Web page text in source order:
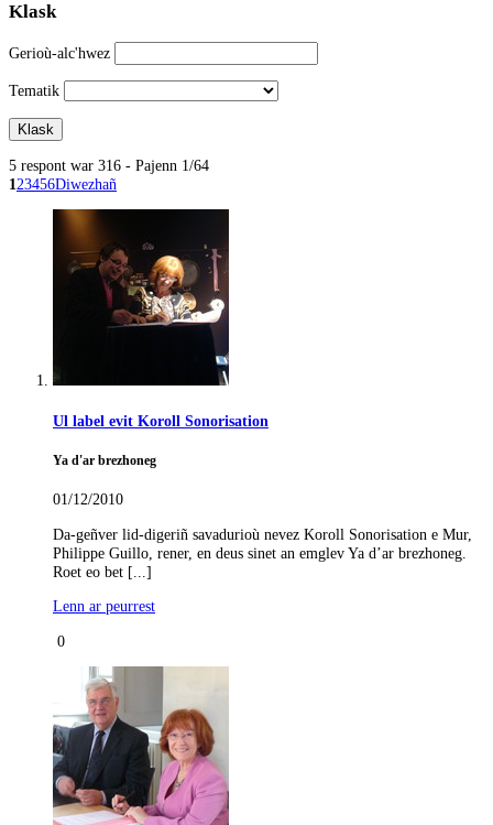
Klask
Gerioù-alc'hwez
Tematik
5 respont war 316 - Pajenn 1/64
123456Diwezhañ
Ul label evit Koroll Sonorisation
Ya d'ar brezhoneg
01/12/2010
Da-geñver lid-digeriñ savadurioù nevez Koroll Sonorisation e Mur,
Philippe Guillo, rener, en deus sinet an emglev Ya d’ar brezhoneg.
Roet eo bet [...]
Lenn ar peurrest
0